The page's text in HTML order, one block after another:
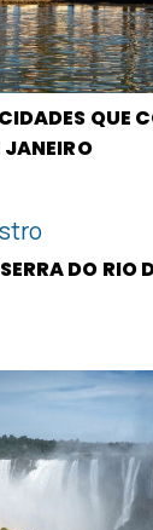
QUE
JANEIRO
DO RIO